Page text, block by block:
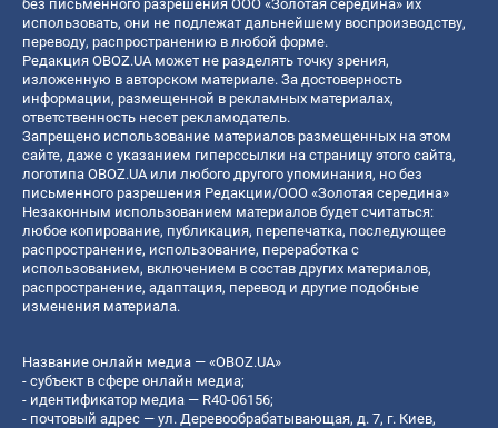
без письменного разрешения ООО «Золотая середина» их
использовать, они не подлежат дальнейшему воспроизводству,
переводу, распространению в любой форме.
Редакция OBOZ.UA может не разделять точку зрения,
изложенную в авторском материале. За достоверность
информации, размещенной в рекламных материалах,
ответственность несет рекламодатель.
Запрещено использование материалов размещенных на этом
сайте, даже с указанием гиперссылки на страницу этого сайта,
логотипа OBOZ.UA или любого другого упоминания, но без
письменного разрешения Редакции/ООО «Золотая середина»
Незаконным использованием материалов будет считаться:
любое копирование, публикация, перепечатка, последующее
распространение, использование, переработка с
использованием, включением в состав других материалов,
распространение, адаптация, перевод и другие подобные
изменения материала.
Название онлайн медиа — «OBOZ.UA»
- субъект в сфере онлайн медиа;
- идентификатор медиа — R40-06156;
- почтовый адрес — ул. Деревообрабатывающая, д. 7, г. Киев,